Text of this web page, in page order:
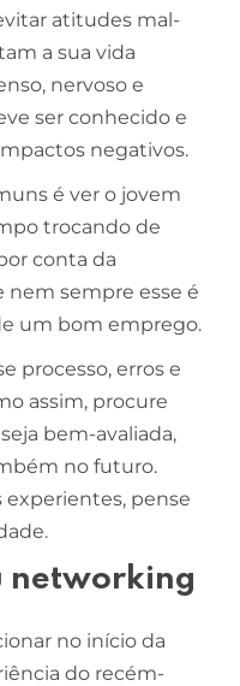
atitudes mal-
a sua vida
nervoso e
ser conhecido e
negativos.
é ver o jovem
trocando de
conta da
nem sempre esse é
um bom emprego.
processo, erros e
assim, procure
bem-avaliada,
no futuro.
experientes, pense
networking
no início da
do recém-